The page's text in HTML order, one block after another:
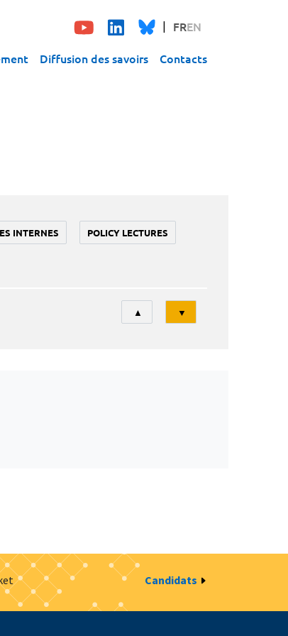
FREN
Diffusion des savoirs Contacts
INTERNES POLICY LECTURES
Tri
▲ ▼
Candidats